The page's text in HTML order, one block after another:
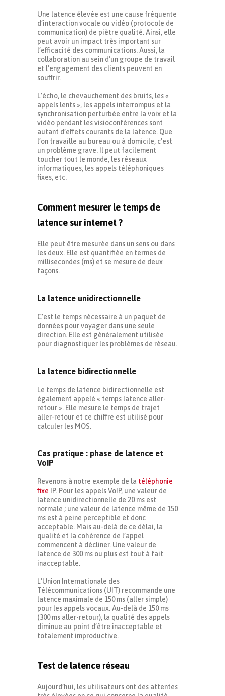
Une latence élevée est une cause fréquente
d’interaction vocale ou vidéo (protocole de
communication) de piètre qualité. Ainsi, elle
peut avoir un impact très important sur
l’efficacité des communications. Aussi, la
collaboration au sein d’un groupe de travail
et l’engagement des clients peuvent en
souffrir.
L’écho, le chevauchement des bruits, les «
appels lents », les appels interrompus et la
synchronisation perturbée entre la voix et la
vidéo pendant les visioconférences sont
autant d’effets courants de la latence. Que
l’on travaille au bureau ou à domicile, c’est
un problème grave. Il peut facilement
toucher tout le monde, les réseaux
informatiques, les appels téléphoniques
fixes, etc.
Comment mesurer le temps de
latence sur internet ?
Elle peut être mesurée dans un sens ou dans
les deux. Elle est quantifiée en termes de
millisecondes (ms) et se mesure de deux
façons.
La latence unidirectionnelle
C’est le temps nécessaire à un paquet de
données pour voyager dans une seule
direction. Elle est généralement utilisée
pour diagnostiquer les problèmes de réseau.
La latence bidirectionnelle
Le temps de latence bidirectionnelle est
également appelé « temps latence aller-
retour ». Elle mesure le temps de trajet
aller-retour et ce chiffre est utilisé pour
calculer les MOS.
Cas pratique : phase de latence et
VoIP
Revenons à notre exemple de la téléphonie
fixe IP. Pour les appels VoIP, une valeur de
latence unidirectionnelle de 20 ms est
normale ; une valeur de latence même de 150
ms est à peine perceptible et donc
acceptable. Mais au-delà de ce délai, la
qualité et la cohérence de l’appel
commencent à décliner. Une valeur de
latence de 300 ms ou plus est tout à fait
inacceptable.
L’Union Internationale des
Télécommunications (UIT) recommande une
latence maximale de 150 ms (aller simple)
pour les appels vocaux. Au-delà de 150 ms
(300 ms aller-retour), la qualité des appels
diminue au point d’être inacceptable et
totalement improductive.
Test de latence réseau
Aujourd’hui, les utilisateurs ont des attentes